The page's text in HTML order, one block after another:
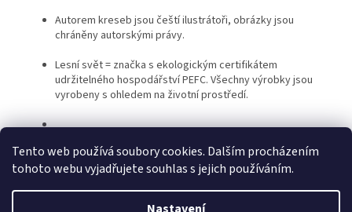
Tento web používá soubory cookies. Dalším procházením
tohoto webu vyjadřujete souhlas s jejich používáním.
Autorem kreseb jsou čeští ilustrátoři, obrázky jsou
chráněny autorskými právy.
Lesní svět = značka s ekologickým certifikátem
udržitelného hospodářství PEFC. Všechny výrobky jsou
vyrobeny s ohledem na životní prostředí.